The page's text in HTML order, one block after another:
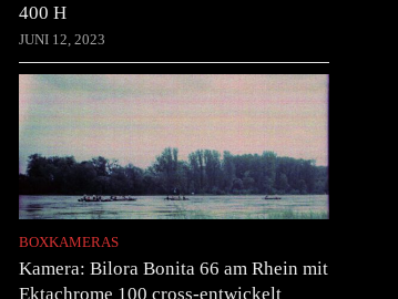
400 H
JUNI 12, 2023
BOXKAMERAS
Kamera: Bilora Bonita 66 am Rhein mit
Ektachrome 100 cross-entwickelt